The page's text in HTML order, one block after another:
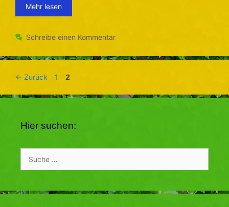
Mehr lesen
Schreibe einen Kommentar
← Zurück Seite
1 Seite
2
Hier suchen:
nach: